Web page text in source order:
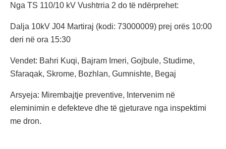
Nga TS 110/10 kV Vushtrria 2 do të ndërprehet:
Dalja 10kV J04 Martiraj (kodi: 73000009) prej orës 10:00
deri në ora 15:30
Vendet: Bahri Kuqi, Bajram Imeri, Gojbule, Studime,
Sfaraqak, Skrome, Bozhlan, Gumnishte, Begaj
Arsyeja: Mirembajtje preventive, Intervenim në
eleminimin e defekteve dhe të gjeturave nga inspektimi
me dron.